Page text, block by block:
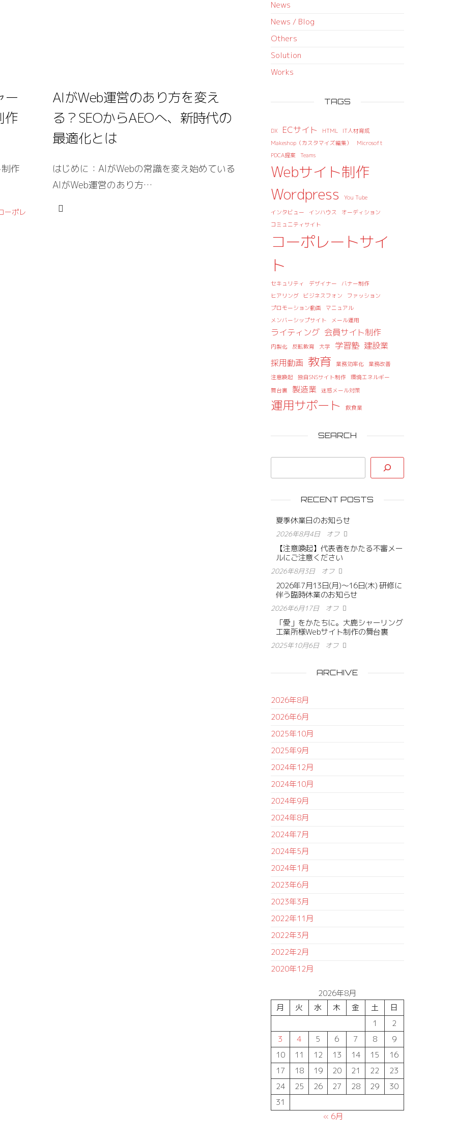
ー
作
作
ーポレ
AIがWeb運営のあり方を変え
る？SEOからAEOへ、新時代の
最適化とは
はじめに：AIがWebの常識を変え始めている
AIがWeb運営のあり方…
News
News / Blog
Others
Solution
Works
TAGS
DX ECサイト HTML
IT人材育成
Makeshop（カスタマイズ編集）
Microsoft
PDCA提案
Teams
Webサイト制作
Wordpress
You Tube
インタビュー インハウス
オーディション
コミュニティサイト
コーポレートサイ
ト
セキュリティ デザイナー
バナー制作
ヒアリング
ビジネスフォン
ファッション
プロモーション動画
マニュアル
メンバーシップサイト
メール運用
ライティング 会員サイト制作
内製化 反転教育 大学 学習塾 建設業
採用動画 教育 業務効率化
業務改善
注意喚起
独自SNSサイト制作
環境エネルギー
舞台裏
製造業 迷惑メール対策
運用サポート 飲食業
SEARCH
RECENT POSTS
夏季休業日のお知らせ
2026年8月4日 オフ
【注意喚起】代表者をかたる不審メー
ルにご注意ください
2026年8月3日 オフ
2026年7月13日(月)〜16日(木) 研修に
伴う臨時休業のお知らせ
2026年6月17日 オフ
「愛」をかたちに。大鹿シャーリング
工業所様Webサイト制作の舞台裏
2025年10月6日 オフ
ARCHIVE
2026年8月
2026年6月
2025年10月
2025年9月
2024年12月
2024年10月
2024年9月
2024年8月
2024年7月
2024年5月
2024年1月
2023年6月
2023年3月
2022年11月
2022年3月
2022年2月
2020年12月
2026年8月
月
火 水 木 金 土
日
1
2
3
4 5 6 7 8
9
10
11 12 13 14 15
16
17
18 19 20 21 22
23
24
25 26 27 28 29
30
31
« 6月